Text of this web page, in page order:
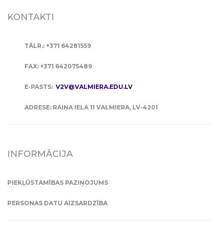
KONTAKTI
TĀLR.: +371 64281559
FAX: +371 642075489
E-PASTS: V2V@VALMIERA.EDU.LV
ADRESE: RAIŅA IELA 11 VALMIERA, LV-4201
INFORMĀCIJA
PIEKĻŪSTAMĪBAS PAZIŅOJUMS
PERSONAS DATU AIZSARDZĪBA